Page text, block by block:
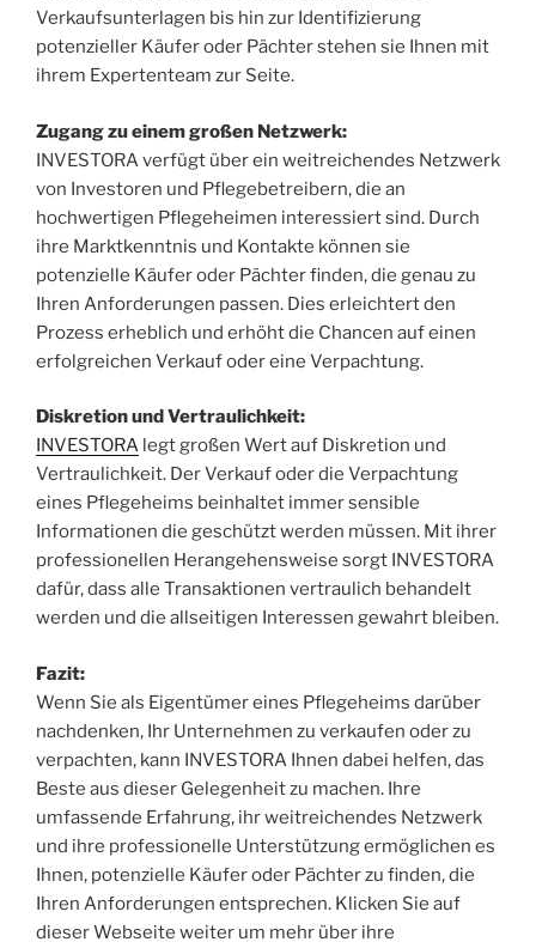
Verkaufsunterlagen bis hin zur Identifizierung
potenzieller Käufer oder Pächter stehen sie Ihnen mit
ihrem Expertenteam zur Seite.
Zugang zu einem großen Netzwerk:
INVESTORA verfügt über ein weitreichendes Netzwerk
von Investoren und Pflegebetreibern, die an
hochwertigen Pflegeheimen interessiert sind. Durch
ihre Marktkenntnis und Kontakte können sie
potenzielle Käufer oder Pächter finden, die genau zu
Ihren Anforderungen passen. Dies erleichtert den
Prozess erheblich und erhöht die Chancen auf einen
erfolgreichen Verkauf oder eine Verpachtung.
Diskretion und Vertraulichkeit:
INVESTORA legt großen Wert auf Diskretion und
Vertraulichkeit. Der Verkauf oder die Verpachtung
eines Pflegeheims beinhaltet immer sensible
Informationen die geschützt werden müssen. Mit ihrer
professionellen Herangehensweise sorgt INVESTORA
dafür, dass alle Transaktionen vertraulich behandelt
werden und die allseitigen Interessen gewahrt bleiben.
Fazit:
Wenn Sie als Eigentümer eines Pflegeheims darüber
nachdenken, Ihr Unternehmen zu verkaufen oder zu
verpachten, kann INVESTORA Ihnen dabei helfen, das
Beste aus dieser Gelegenheit zu machen. Ihre
umfassende Erfahrung, ihr weitreichendes Netzwerk
und ihre professionelle Unterstützung ermöglichen es
Ihnen, potenzielle Käufer oder Pächter zu finden, die
Ihren Anforderungen entsprechen. Klicken Sie auf
dieser Webseite weiter um mehr über ihre